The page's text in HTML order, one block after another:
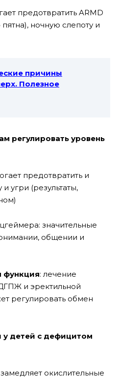
предотвратить ARMD
ночную слепоту и
причины
Полезное
регулировать уровень
предотвратить и
угри (результаты,
значительные
общении и
функция: лечение
и эрeктильной
регулировать обмен
у детей с дефицитом
окислительные